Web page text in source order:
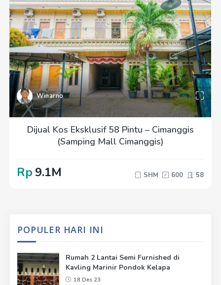
Winarno
Dijual Kos Eksklusif 58 Pintu – Cimanggis
(Samping Mall Cimanggis)
Rp 9.1M SHM 600 58
POPULER HARI INI
Rumah 2 Lantai Semi Furnished di
Kavling Marinir Pondok Kelapa
18 Des 23